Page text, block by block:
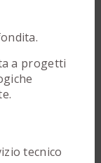
a progetti
tecnico